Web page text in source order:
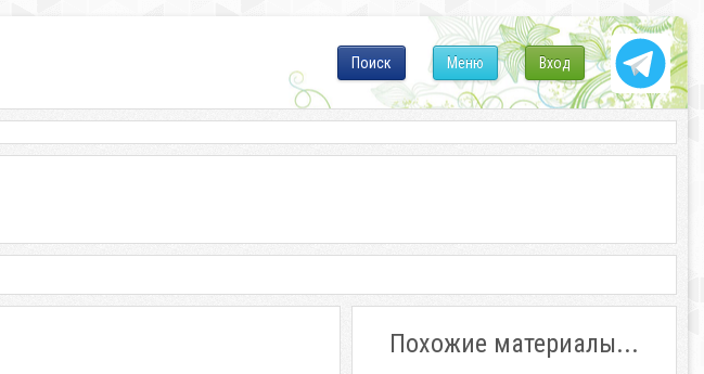
Вход
Меню
Поиск
Похожие материалы...